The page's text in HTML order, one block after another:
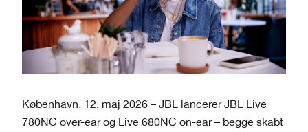
København, 12. maj 2026 – JBL lancerer JBL Live
780NC over-ear og Live 680NC on-ear – begge skabt